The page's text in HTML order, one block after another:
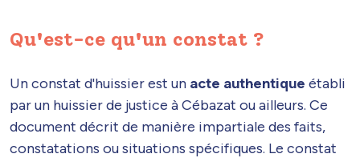
Qu'est-ce qu'un constat ?
Un constat d'huissier est un acte authentique établi
par un huissier de justice à Cébazat ou ailleurs. Ce
document décrit de manière impartiale des faits,
constatations ou situations spécifiques. Le constat